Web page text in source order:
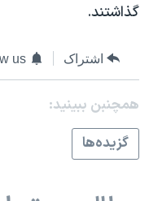
تریبونال مردمی آبان ۹۸
چهل سال گروگان‌گیری
قانون شفافیت دارائی
گذاشتند.
اشتراک us
همچنبن ببینید:
گزيده‌ها